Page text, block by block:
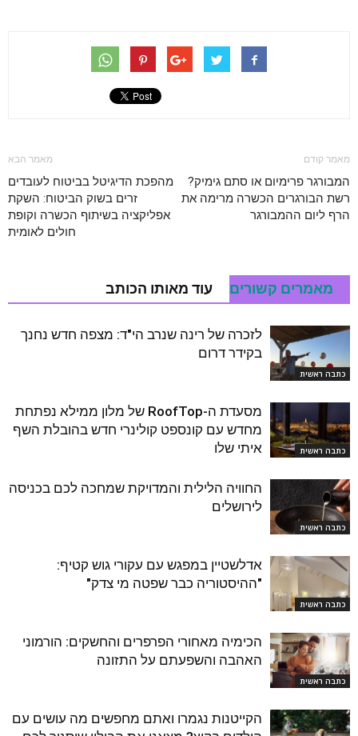
מאמר קודם
המבורגר פרימיום או סתם גימיק?
רשת הבורגרים הכשרה מרימה את
הרף ליום ההמבורגר
מאמר הבא
מהפכת הדיגיטל בביטוח לעובדים
זרים בשוק הביטוח: השקת
אפליקציה בשיתוף הכשרה וקופת
חולים לאומית
מאמרים קשורים עוד מאותו הכותב
כתבה ראשית
לזכרה של רינה שנרב הי"ד: מצפה חדש נחנך
בקידר דרום
כתבה ראשית
מסעדת ה-RoofTop של מלון ממילא נפתחת
מחדש עם קונספט קולינרי חדש בהובלת השף
איתי שלו
כתבה ראשית
החוויה הלילית והמדויקת שמחכה לכם בכניסה
לירושלים
כתבה ראשית
אדלשטיין במפגש עם עקורי גוש קטיף:
"ההיסטוריה כבר שפטה מי צדק"
כתבה ראשית
הכימיה מאחורי הפרפרים והחשקים: הורמוני
האהבה והשפעתם על התזונה
הקייטנות נגמרו ואתם מחפשים מה עושים עם